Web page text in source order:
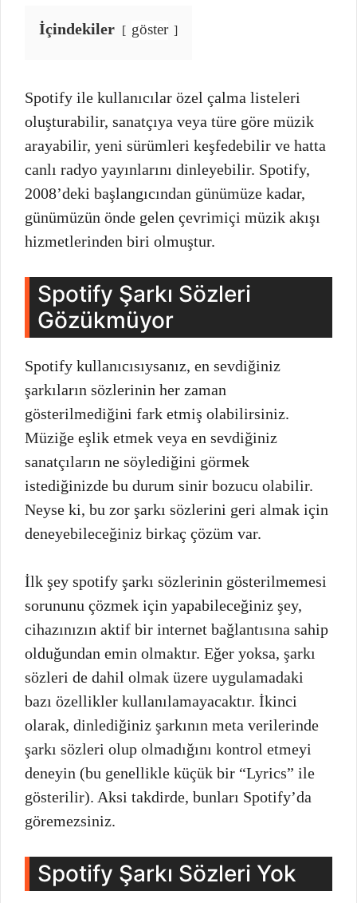
İçindekiler göster
Spotify ile kullanıcılar özel çalma listeleri
oluşturabilir, sanatçıya veya türe göre müzik
arayabilir, yeni sürümleri keşfedebilir ve hatta
canlı radyo yayınlarını dinleyebilir. Spotify,
2008’deki başlangıcından günümüze kadar,
günümüzün önde gelen çevrimiçi müzik akışı
hizmetlerinden biri olmuştur.
Spotify Şarkı Sözleri
Gözükmüyor
Spotify kullanıcısıysanız, en sevdiğiniz
şarkıların sözlerinin her zaman
gösterilmediğini fark etmiş olabilirsiniz.
Müziğe eşlik etmek veya en sevdiğiniz
sanatçıların ne söylediğini görmek
istediğinizde bu durum sinir bozucu olabilir.
Neyse ki, bu zor şarkı sözlerini geri almak için
deneyebileceğiniz birkaç çözüm var.
İlk şey spotify şarkı sözlerinin gösterilmemesi
sorununu çözmek için yapabileceğiniz şey,
cihazınızın aktif bir internet bağlantısına sahip
olduğundan emin olmaktır. Eğer yoksa, şarkı
sözleri de dahil olmak üzere uygulamadaki
bazı özellikler kullanılamayacaktır. İkinci
olarak, dinlediğiniz şarkının meta verilerinde
şarkı sözleri olup olmadığını kontrol etmeyi
deneyin (bu genellikle küçük bir “Lyrics” ile
gösterilir). Aksi takdirde, bunları Spotify’da
göremezsiniz.
Spotify Şarkı Sözleri Yok